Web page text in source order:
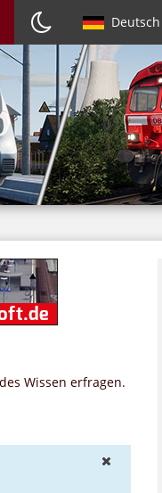
Deutsch
Wissen erfragen.